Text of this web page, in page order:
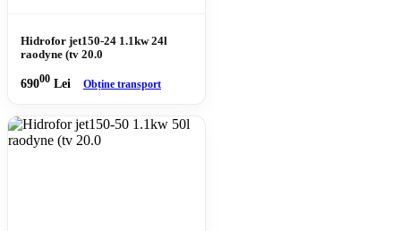
Hidrofor jet150-24 1.1kw 24l
raodyne (tv 20.0
69000 Lei Obține transport